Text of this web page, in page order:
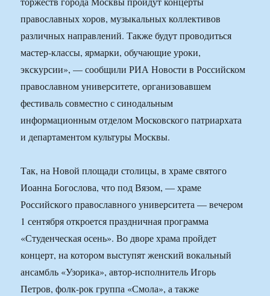
православных хоров, музыкальных коллективов
различных направлений. Также будут проводиться
мастер-классы, ярмарки, обучающие уроки,
экскурсии», — сообщили РИА Новости в Российском
православном университете, организовавшем
фестиваль совместно с синодальным
информационным отделом Московского патриархата
и департаментом культуры Москвы.
Так, на Новой площади столицы, в храме святого
Иоанна Богослова, что под Вязом, — храме
Российского православного университета — вечером
1 сентября откроется праздничная программа
«Студенческая осень». Во дворе храма пройдет
концерт, на котором выступят женский вокальный
ансамбль «Узорика», автор-исполнитель Игорь
Петров, фолк-рок группа «Смола», а также